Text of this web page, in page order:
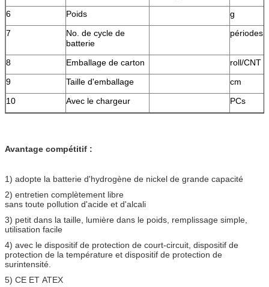
6
Poids
g
7
No. de cycle de
batterie
périodes
8 Emballage de carton
roll/CNT
9
Taille d'emballage
cm
10
Avec le chargeur PCs
Avantage compétitif :
1) adopte la batterie d'hydrogène de nickel de grande capacité
2) entretien complètement libre
sans toute pollution d'acide et d'alcali
3) petit dans la taille, lumière dans le poids, remplissage simple,
utilisation facile
4) avec le dispositif de protection de court-circuit, dispositif de
protection de la température et dispositif de protection de
surintensité.
5) CE ET ATEX